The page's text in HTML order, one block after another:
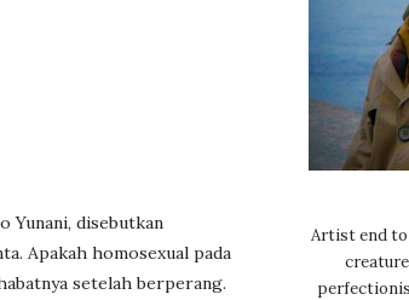
Yunani, disebutkan
Apakah homosexual pada
setelah berperang.
Artist end to